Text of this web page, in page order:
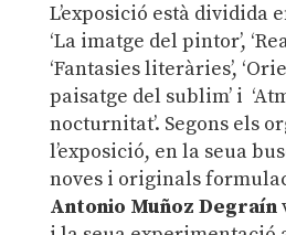
L’exposició està dividida
‘La imatge del pintor’,
‘Fantasies literàries’,
paisatge del sublim’ i
nocturnitat’. Segons els
l’exposició, en la seua
noves i originals
Antonio Muñoz Degraín